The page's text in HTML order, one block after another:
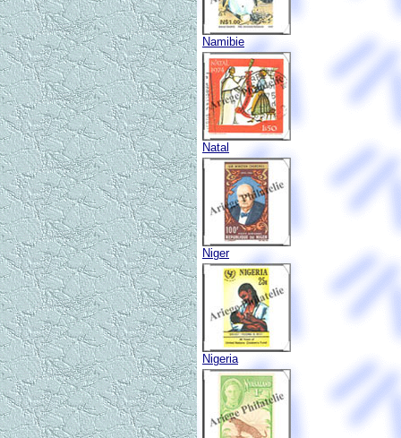
Namibie
Natal
Niger
Nigeria